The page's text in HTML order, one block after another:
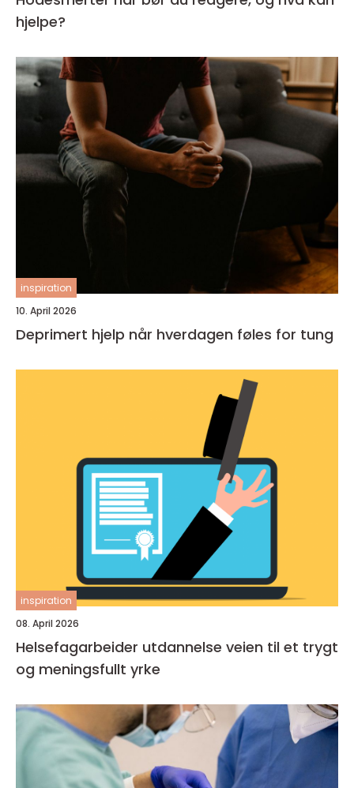
hjelpe?
inspiration
10. April 2026
Deprimert hjelp når hverdagen føles for tung
inspiration
08. April 2026
Helsefagarbeider utdannelse veien til et trygt
og meningsfullt yrke